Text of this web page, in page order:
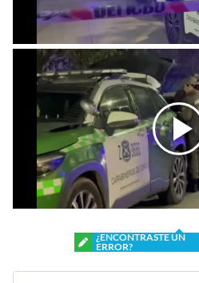
¿ENCONTRASTE UN
ERROR?